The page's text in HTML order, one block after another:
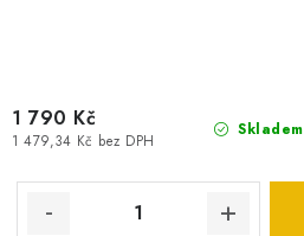
Skladem
1 479,34 Kč bez DPH
1 790 Kč